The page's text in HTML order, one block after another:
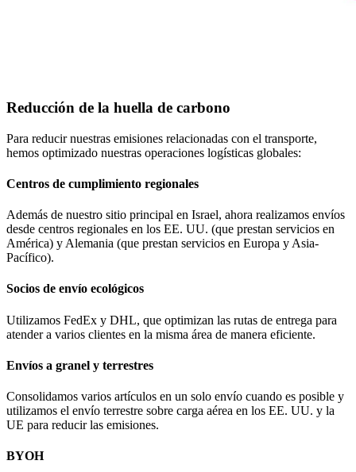
Reducción de la huella de carbono
Para reducir nuestras emisiones relacionadas con el transporte,
hemos optimizado nuestras operaciones logísticas globales:
Centros de cumplimiento regionales
Además de nuestro sitio principal en Israel, ahora realizamos envíos
desde centros regionales en los EE. UU. (que prestan servicios en
América) y Alemania (que prestan servicios en Europa y Asia-
Pacífico).
Socios de envío ecológicos
Utilizamos FedEx y DHL, que optimizan las rutas de entrega para
atender a varios clientes en la misma área de manera eficiente.
Envíos a granel y terrestres
Consolidamos varios artículos en un solo envío cuando es posible y
utilizamos el envío terrestre sobre carga aérea en los EE. UU. y la
UE para reducir las emisiones.
BYOH